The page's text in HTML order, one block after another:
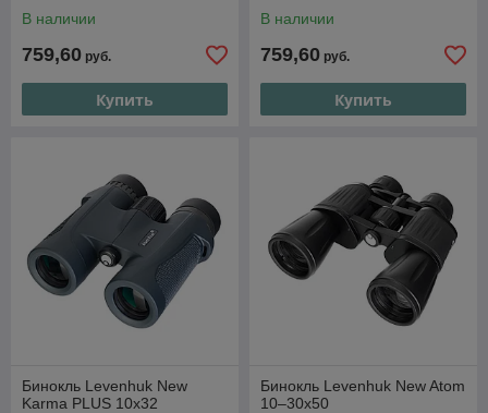
В наличии
759,60 руб.
Купить
В наличии
759,60 руб.
Купить
Бинокль Levenhuk New
Karma PLUS 10x32
Бинокль Levenhuk New Atom
10–30x50